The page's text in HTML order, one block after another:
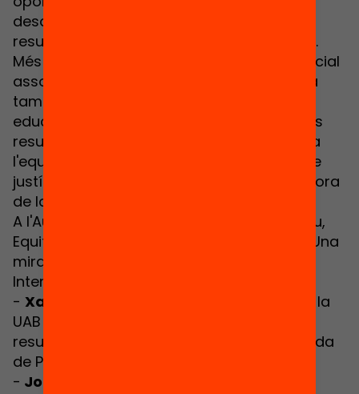
desafavorit, a la igualtat de gènere o als
resultats dels alumnes d'origen immigrant.
Més enllà de les mancances de justícia social
associades a aquestes desigualtats, es fa
també evident com les desigualtats
educatives són un llast per a la millora dels
resultats educatius. Desplegar un pla per a
l'equitat educativa és doncs un objectiu de
justícia social i una necessitat per a la millora
de la qualitat del sistema.
A l'Aula es presentarà també l'Informe Breu,
Equitat i resultats educatius a Catalunya. Una
mirada de PISA 2012
Intervindran:
- Xavier Bonal
, professor de sociologia a la
UAB i autor de l'Informe Breu. Equitat i
resultats educatius a Catalunya. Una mirada
de PISA 2012
- Joan Mateo